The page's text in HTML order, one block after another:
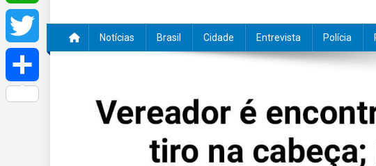
Notícias Brasil Cidade Entrevista Polícia
WhatsApp
Twitter
Share